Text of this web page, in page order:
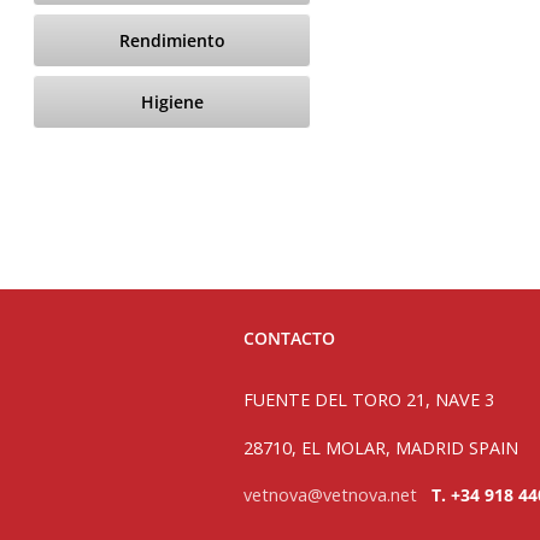
Rendimiento
Higiene
CONTACTO
FUENTE DEL TORO 21, NAVE 3
28710, EL MOLAR, MADRID SPAIN
vetnova@vetnova.net T. +34 918